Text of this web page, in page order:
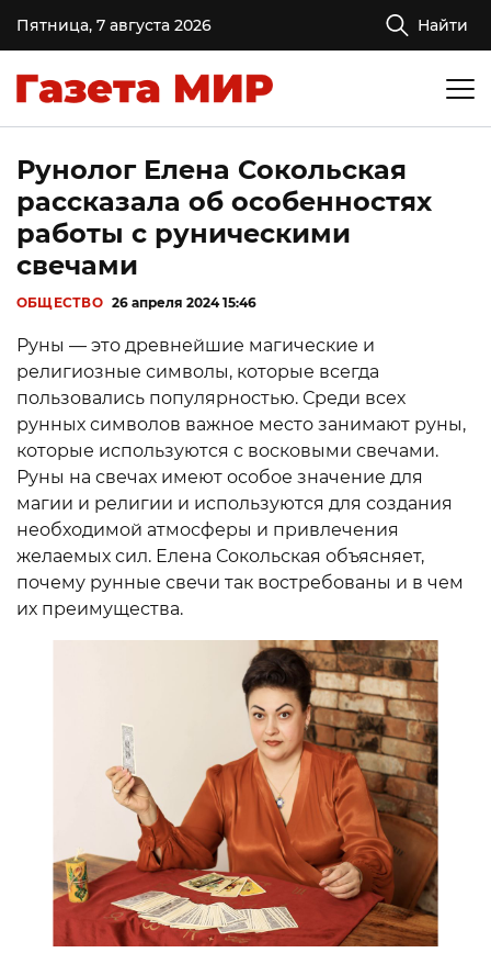
Пятница, 7 августа 2026 Найти
Рунолог Елена Сокольская
рассказала об особенностях
работы с руническими
свечами
ОБЩЕСТВО 26 апреля 2024 15:46
Руны — это древнейшие магические и
религиозные символы, которые всегда
пользовались популярностью. Среди всех
рунных символов важное место занимают руны,
которые используются с восковыми свечами.
Руны на свечах имеют особое значение для
магии и религии и используются для создания
необходимой атмосферы и привлечения
желаемых сил. Елена Сокольская объясняет,
почему рунные свечи так востребованы и в чем
их преимущества.